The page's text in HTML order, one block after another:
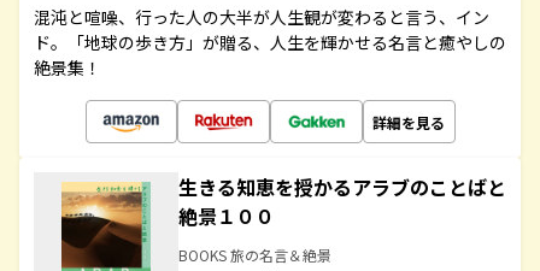
混沌と喧噪、行った人の大半が人生観が変わると言う、イン
ド。「地球の歩き方」が贈る、人生を輝かせる名言と癒やしの
絶景集！
詳細を見る
生きる知恵を授かるアラブのことばと
絶景１００
BOOKS 旅の名言＆絶景